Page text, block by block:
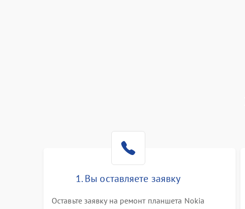
1. Вы оставляете заявку
Оставьте заявку на ремонт планшета Nokia